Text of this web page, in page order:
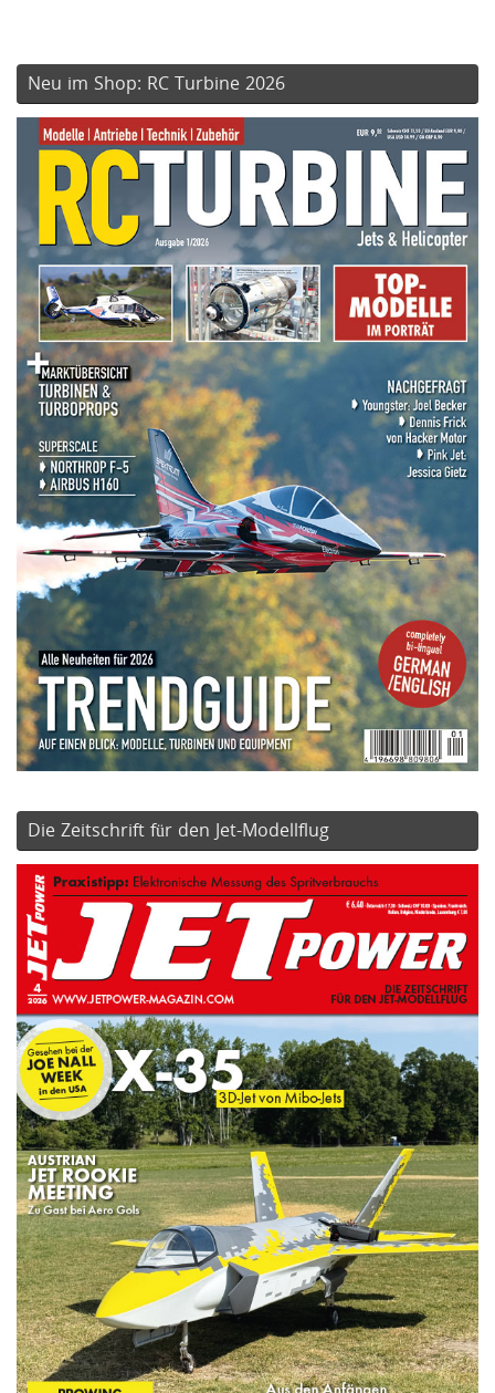
Neu im Shop: RC Turbine 2026
Die Zeitschrift für den Jet-Modellflug